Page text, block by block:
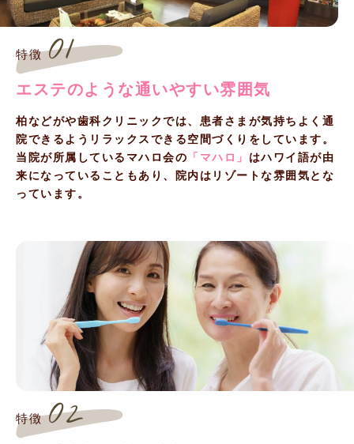
特徴 01
エステのような通いやすい雰囲気
柏などがや歯科クリニックでは、患者さまが気持ちよく通
院できるようリラックスできる空間づくりをしています。
当院が所属しているマハロ会の 「マハロ」 はハワイ語が由
来になっていることもあり、院内はリゾートな雰囲気とな
っています。
特徴 02